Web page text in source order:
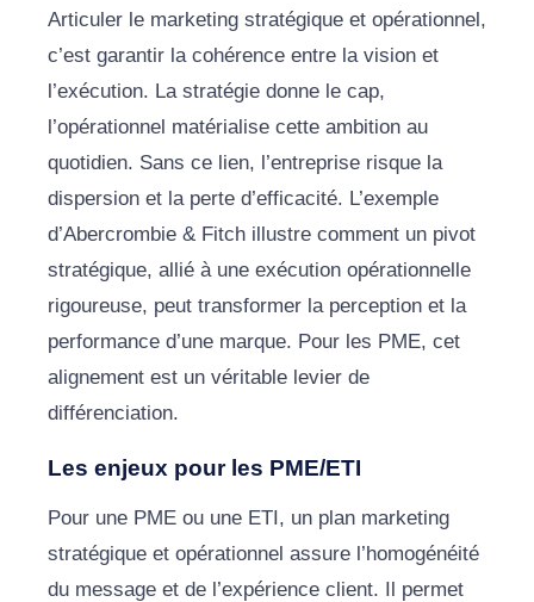
Articuler le marketing stratégique et opérationnel,
c’est garantir la cohérence entre la vision et
l’exécution. La stratégie donne le cap,
l’opérationnel matérialise cette ambition au
quotidien. Sans ce lien, l’entreprise risque la
dispersion et la perte d’efficacité. L’exemple
d’Abercrombie & Fitch illustre comment un pivot
stratégique, allié à une exécution opérationnelle
rigoureuse, peut transformer la perception et la
performance d’une marque. Pour les PME, cet
alignement est un véritable levier de
différenciation.
Les enjeux pour les PME/ETI
Pour une PME ou une ETI, un plan marketing
stratégique et opérationnel assure l’homogénéité
du message et de l’expérience client. Il permet